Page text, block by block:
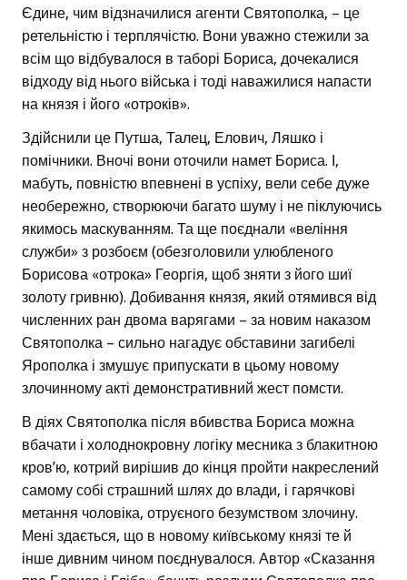
Єдине, чим відзначилися агенти Святополка, – це
ретельністю і терплячістю. Вони уважно стежили за
всім що відбувалося в таборі Бориса, дочекалися
відходу від нього війська і тоді наважилися напасти
на князя і його «отроків».
Здійснили це Путша, Талец, Елович, Ляшко і
помічники. Вночі вони оточили намет Бориса. І,
мабуть, повністю впевнені в успіху, вели себе дуже
необережно, створюючи багато шуму і не піклуючись
якимось маскуванням. Та ще поєднали «веління
служби» з розбоєм (обезголовили улюбленого
Борисова «отрока» Георгія, щоб зняти з його шиї
золоту гривню). Добивання князя, який отямився від
численних ран двома варягами – за новим наказом
Святополка – сильно нагадує обставини загибелі
Ярополка і змушує припускати в цьому новому
злочинному акті демонстративний жест помсти.
В діях Святополка після вбивства Бориса можна
вбачати і холоднокровну логіку месника з блакитною
кров’ю, котрий вирішив до кінця пройти накреслений
самому собі страшний шлях до влади, і гарячкові
метання чоловіка, отруєного безумством злочину.
Мені здається, що в новому київському князі те й
інше дивним чином поєднувалося. Автор «Сказання